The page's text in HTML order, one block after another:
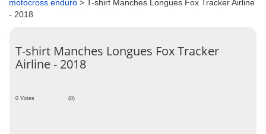
motocross enduro > T-shirt Manches Longues Fox Tracker Airline
- 2018
T-shirt Manches Longues Fox Tracker
Airline - 2018
0 Votes (0)